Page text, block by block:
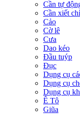
Cần tự
Cần xiết
Cảo
Cờ lê
Cưa
Dao kéo
Đầu tuýp
Đục
Dụng cụ
Dụng cụ
Dụng cụ
Ê Tô
Giũa